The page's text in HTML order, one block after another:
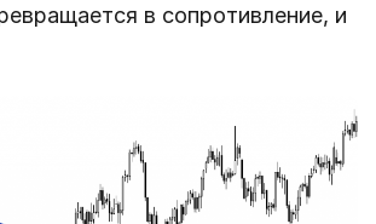
в сопротивление, и